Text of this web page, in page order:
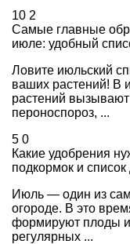
10 2
Самые главные
июле: удобный
Ловите июльский
ваших растений! В
растений
пероноспороз, ...
5 0
Какие удобрения
подкормок и список
Июль — один из
огороде. В это
формируют плоды и
регулярных ...